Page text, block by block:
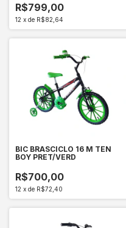
R$799,00
12 x de R$82,64
BIC BRASCICLO 16 M TEN
BOY PRET/VERD
R$700,00
12 x de R$72,40